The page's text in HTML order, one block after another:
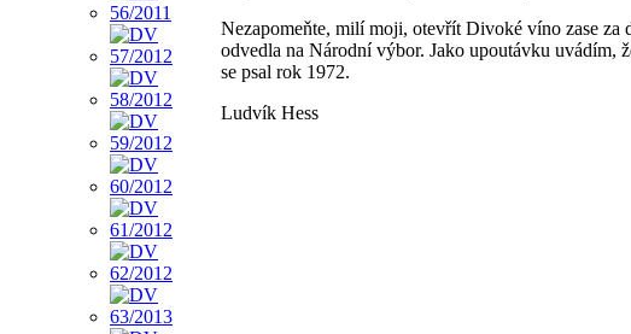
Nezapomeňte, milí moji, otevřít Divoké víno zase za
odvedla na Národní výbor. Jako upoutávku uvádím,
se psal rok 1972.
Ludvík Hess